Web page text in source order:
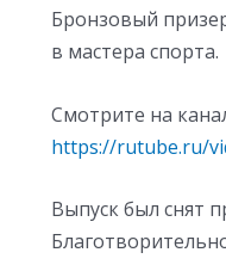
Бронзовый
в мастера спорта.
Смотрите на
https://rutube.ru/
Выпуск был снят